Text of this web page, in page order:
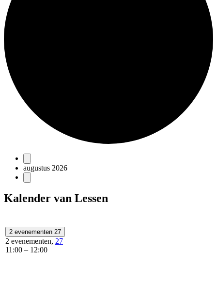
augustus 2026
Kalender van Lessen
2 evenementen 27
2 evenementen, 27
11:00 – 12:00